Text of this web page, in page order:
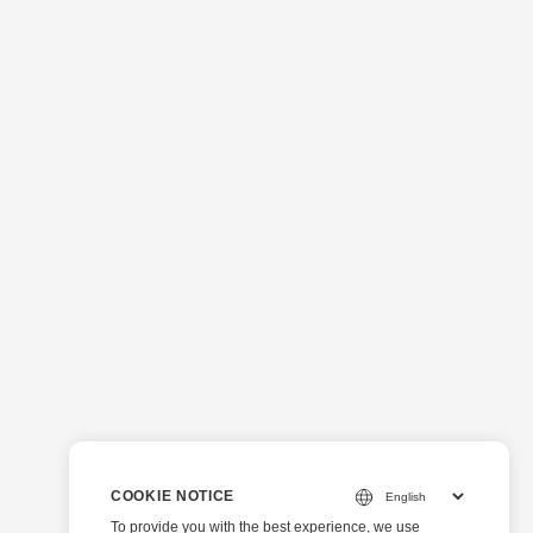
COOKIE NOTICE
To provide you with the best experience, we use